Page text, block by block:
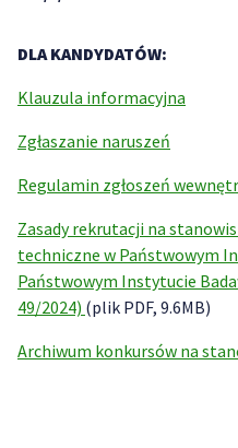
DLA KANDYDATÓW:
Klauzula informacyjna
Zgłaszanie naruszeń
Regulamin zgłoszeń
Zasady rekrutacji na
techniczne w Państwowym
Państwowym Instytucie
49/2024) (plik PDF, 9.6MB)
Archiwum konkursów na